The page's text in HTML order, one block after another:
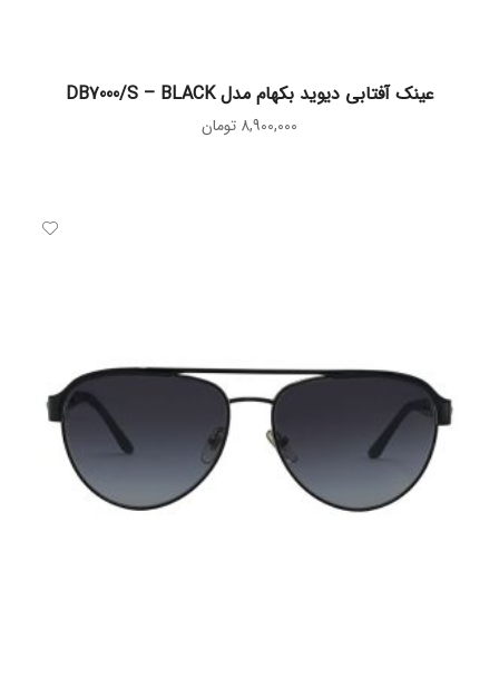
افزودن به سبد خرید
عینک آفتابی دیوید بکهام مدل DB7000/S – BLACK
8,900,000 تومان